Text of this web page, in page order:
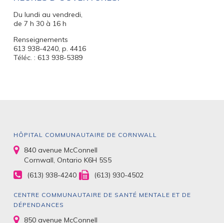
Du lundi au vendredi,
de 7 h 30 à 16 h
Renseignements
613 938-4240, p. 4416
Téléc. : 613 938-5389
HÔPITAL COMMUNAUTAIRE DE CORNWALL
840 avenue McConnell
Cornwall, Ontario K6H 5S5
(613) 938-4240
(613) 930-4502
CENTRE COMMUNAUTAIRE DE SANTÉ MENTALE ET DE
DÉPENDANCES
850 avenue McConnell